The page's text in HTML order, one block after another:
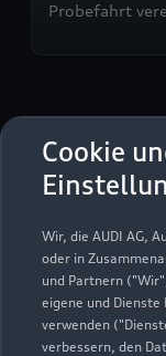
Cookie
Wir, die AUDI AG,
oder in
und Partnern
eigene und Dienste
verwenden
verbessern, den
Probefahrt
Löbau